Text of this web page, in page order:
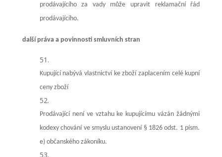
prodávajícího za vady může upravit reklamační řád
prodávajícího.
další práva a povinnosti smluvních stran
Kupující nabývá vlastnictví ke zboží zaplacením celé kupní
ceny zboží
Prodávající není ve vztahu ke kupujícímu vázán žádnými
kodexy chování ve smyslu ustanovení § 1826 odst. 1 písm.
e) občanského zákoníku.